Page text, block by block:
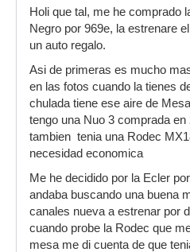
Holi que tal, me he comprado
Negro por 969e, la estrenare
un auto regalo.
Asi de primeras es mucho
en las fotos cuando la tienes
chulada tiene ese aire de
tengo una Nuo 3 comprada
tambien tenia una Rodec
necesidad economica
Me he decidido por la Ecler
andaba buscando una buena
canales nueva a estrenar por
cuando probe la Rodec que
mesa me di cuenta de que